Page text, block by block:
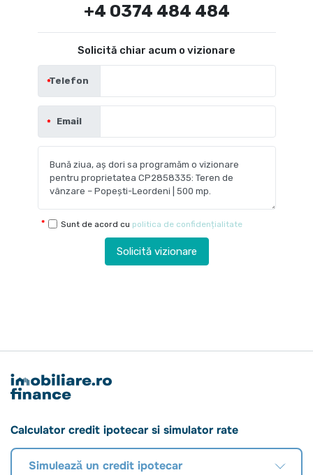
+4 0374 484 484
Solicită chiar acum o vizionare
Telefon
Email
Sunt de acord cu politica de confidențialitate
Solicită vizionare